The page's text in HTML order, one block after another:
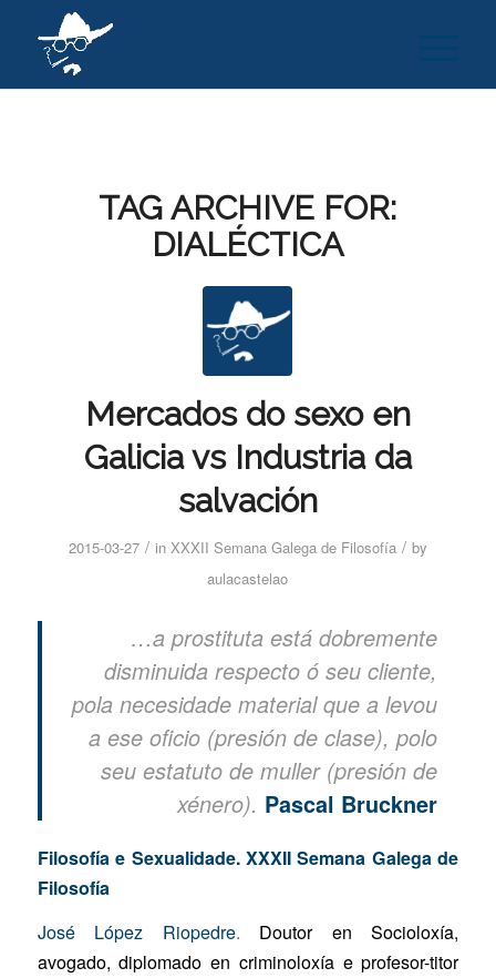
TAG ARCHIVE FOR:
DIALÉCTICA
Mercados do sexo en
Galicia vs Industria da
salvación
2015-03-27 / in XXXII Semana Galega de Filosofía / by
aulacastelao
…a prostituta está dobremente
disminuida respecto ó seu cliente,
pola necesidade material que a levou
a ese oficio (presión de clase), polo
seu estatuto de muller (presión de
xénero). Pascal Bruckner
Filosofía e Sexualidade. XXXII Semana Galega de
Filosofía
José López Riopedre. Doutor en Socioloxía,
avogado, diplomado en criminoloxía e profesor-titor